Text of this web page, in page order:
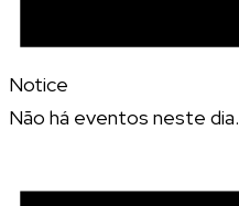
Notice
Não há eventos neste dia.